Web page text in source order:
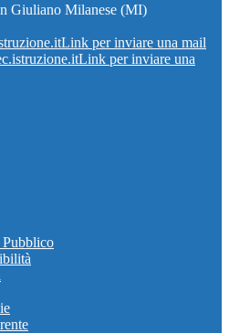
Giuliano Milanese (MI)
Link per inviare una mail
Link per inviare una